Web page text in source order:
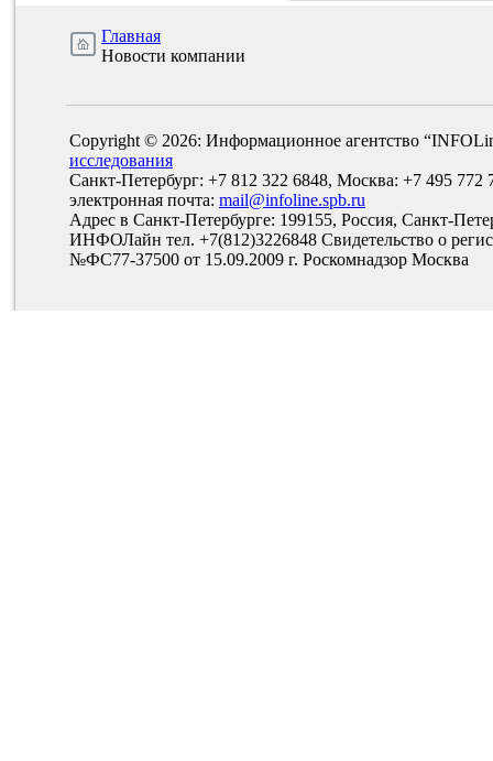
Главная
Новости компании
Copyright © 2026: Информационное агентство
исследования
Санкт-Петербург: +7 812 322 6848, Москва: +7 495 772
электронная почта: mail@infoline.spb.ru
Адрес в Санкт-Петербурге: 199155, Россия, Санкт-
ИНФОЛайн тел. +7(812)3226848 Свидетельство о
№ФС77-37500 от 15.09.2009 г. Роскомнадзор Москва